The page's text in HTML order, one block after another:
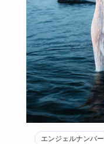
エンジェルナンバー